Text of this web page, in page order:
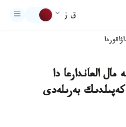
ق ز
اقوردا
العاندارعا دا